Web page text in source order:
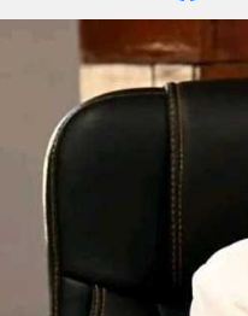
الثاني
آسيا